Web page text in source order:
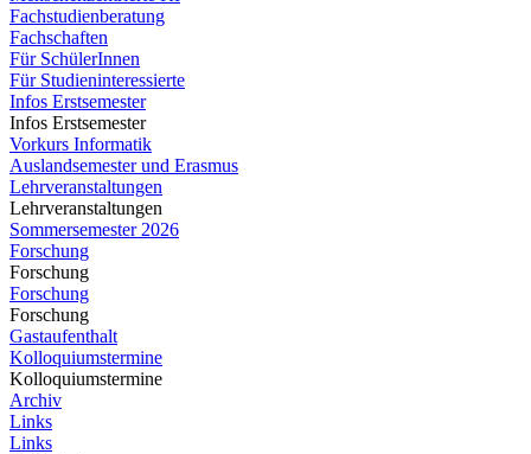
Fachstudienberatung
Fachschaften
Für SchülerInnen
Für Studieninteressierte
Infos Erstsemester
Infos Erstsemester
Vorkurs Informatik
Auslandsemester und Erasmus
Lehrveranstaltungen
Lehrveranstaltungen
Sommersemester 2026
Forschung
Forschung
Forschung
Forschung
Gastaufenthalt
Kolloquiumstermine
Kolloquiumstermine
Archiv
Links
Links